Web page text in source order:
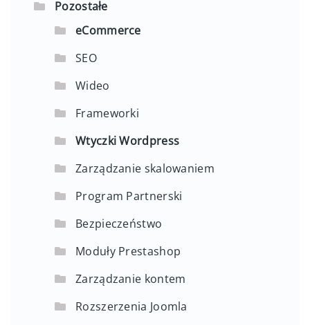
Pozostałe
eCommerce
SEO
Wideo
Frameworki
Wtyczki Wordpress
Zarządzanie skalowaniem
Program Partnerski
Bezpieczeństwo
Moduły Prestashop
Zarządzanie kontem
Rozszerzenia Joomla